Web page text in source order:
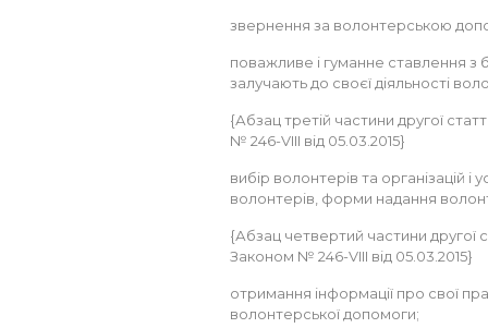
звернення за волонтерською
поважливе і гуманне ставлення з
залучають до своєї діяльності
{Абзац третій частини другої
№ 246-VIII від 05.03.2015}
вибір волонтерів та організацій і
волонтерів, форми надання
{Абзац четвертий частини другої
Законом № 246-VIII від 05.03.2015}
отримання інформації про свої
волонтерської допомоги;